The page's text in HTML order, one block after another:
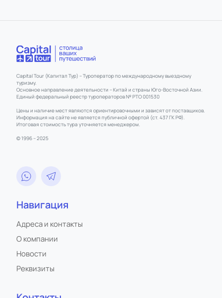
Capital Tour (Капитал Тур) – Туроператор по международному выездному
туризму.
Основное направление деятельности – Китай и страны Юго-Восточной Азии.
Единый федеральный реестр туроператоров № РТО 001530
Цены и наличие мест являются ориентировочными и зависят от поставщиков.
Информация на сайте не является публичной офертой (ст. 437 ГК РФ).
Итоговая стоимость тура уточняется менеджером.
© 1996 – 2025
Навигация
Адреса и контакты
О компании
Новости
Реквизиты